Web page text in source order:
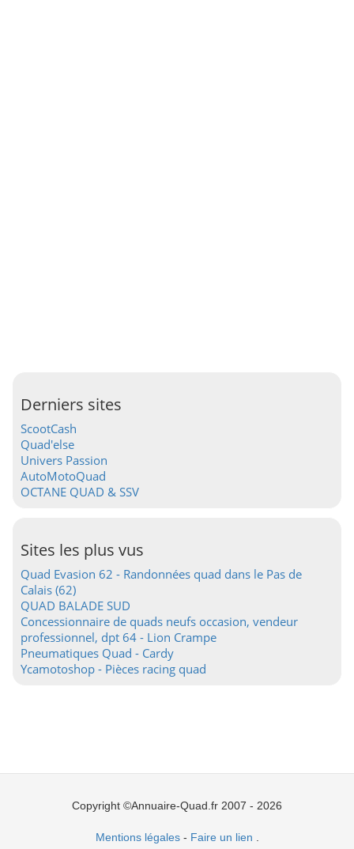
Derniers sites
ScootCash
Quad'else
Univers Passion
AutoMotoQuad
OCTANE QUAD & SSV
Sites les plus vus
Quad Evasion 62 - Randonnées quad dans le Pas de
Calais (62)
QUAD BALADE SUD
Concessionnaire de quads neufs occasion, vendeur
professionnel, dpt 64 - Lion Crampe
Pneumatiques Quad - Cardy
Ycamotoshop - Pièces racing quad
Copyright ©Annuaire-Quad.fr 2007 - 2026
Mentions légales- Faire un lien